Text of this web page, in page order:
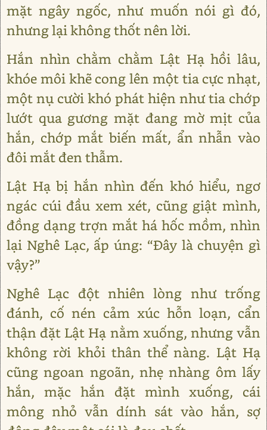
mặt ngây ngốc, như muốn nói gì đó,
nhưng lại không thốt nên lời.
Hắn nhìn chằm chằm Lật Hạ hồi lâu,
khóe môi khẽ cong lên một tia cực nhạt,
một nụ cười khó phát hiện như tia chớp
lướt qua gương mặt đang mờ mịt của
hắn, chớp mắt biến mất, ẩn nhẫn vào
đôi mắt đen thẫm.
Lật Hạ bị hắn nhìn đến khó hiểu, ngơ
ngác cúi đầu xem xét, cũng giật mình,
đồng dạng trợn mắt há hốc mồm, nhìn
lại Nghê Lạc, ấp úng: “Đây là chuyện gì
vậy?”
Nghê Lạc đột nhiên lòng như trống
đánh, cố nén cảm xúc hỗn loạn, cẩn
thận đặt Lật Hạ nằm xuống, nhưng vẫn
không rời khỏi thân thể nàng. Lật Hạ
cũng ngoan ngoãn, nhẹ nhàng ôm lấy
hắn, mặc hắn đặt mình xuống, cái
mông nhỏ vẫn dính sát vào hắn, sợ